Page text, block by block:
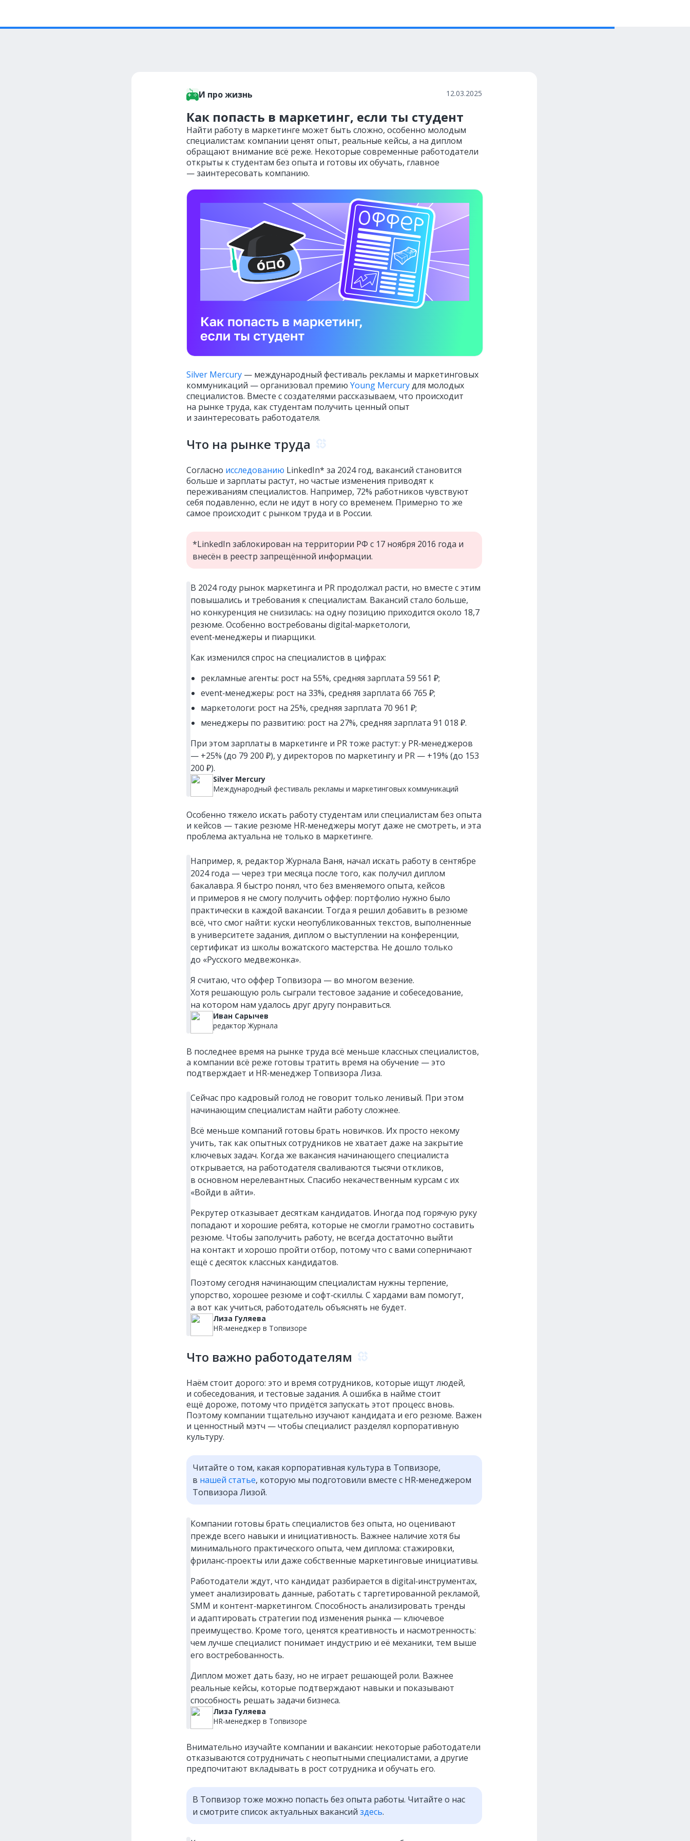
И про жизнь 12.03.2025
Как попасть в маркетинг, если ты студент
Найти работу в маркетинге может быть сложно, особенно молодым
специалистам: компании ценят опыт, реальные кейсы, а на диплом
обращают внимание всё реже. Некоторые современные работодатели
открыты к студентам без опыта и готовы их обучать, главное
— заинтересовать компанию.
Silver Mercury — международный фестиваль рекламы и маркетинговых
коммуникаций — организовал премию Young Mercuryдля молодых
специалистов. Вместе с создателями рассказываем, что происходит
на рынке труда, как студентам получить ценный опыт
и заинтересовать работодателя.
Что на рынке труда
Согласно исследованию LinkedIn* за 2024 год, вакансий становится
больше и зарплаты растут, но частые изменения приводят к
переживаниям специалистов. Например, 72% работников чувствуют
себя подавленно, если не идут в ногу со временем. Примерно то же
самое происходит с рынком труда и в России.
*LinkedIn заблокирован на территории РФ с 17 ноября 2016 года и
внесён в реестр запрещённой информации.
В 2024 году рынок маркетинга и PR продолжал расти, но вместе с этим
повышались и требования к специалистам. Вакансий стало больше,
но конкуренция не снизилась: на одну позицию приходится около 18,7
резюме. Особенно востребованы digital‑маркетологи,
event‑менеджеры и пиарщики.
Как изменился спрос на специалистов в цифрах:
рекламные агенты: рост на 55%, средняя зарплата 59 561 ₽;
event‑менеджеры: рост на 33%, средняя зарплата 66 765 ₽;
маркетологи: рост на 25%, средняя зарплата 70 961 ₽;
менеджеры по развитию: рост на 27%, средняя зарплата 91 018 ₽.
При этом зарплаты в маркетинге и PR тоже растут: у PR‑менеджеров
— +25% (до 79 200 ₽), у директоров по маркетингу и PR — +19% (до 153
200 ₽).
Silver Mercury
Международный фестиваль рекламы и маркетинговых коммуникаций
Особенно тяжело искать работу студентам или специалистам без опыта
и кейсов — такие резюме HR‑менеджеры могут даже не смотреть, и эта
проблема актуальна не только в маркетинге.
Например, я, редактор Журнала Ваня, начал искать работу в сентябре
2024 года — через три месяца после того, как получил диплом
бакалавра. Я быстро понял, что без вменяемого опыта, кейсов
и примеров я не смогу получить оффер: портфолио нужно было
практически в каждой вакансии. Тогда я решил добавить в резюме
всё, что смог найти: куски неопубликованных текстов, выполненные
в университете задания, диплом о выступлении на конференции,
сертификат из школы вожатского мастерства. Не дошло только
до «Русского медвежонка».
Я считаю, что оффер Топвизора — во многом везение.
Хотя решающую роль сыграли тестовое задание и собеседование,
на котором нам удалось друг другу понравиться.
Иван Сарычев
редактор Журнала
В последнее время на рынке труда всё меньше классных специалистов,
а компании всё реже готовы тратить время на обучение — это
подтверждает и HR‑менеджер Топвизора Лиза.
Сейчас про кадровый голод не говорит только ленивый. При этом
начинающим специалистам найти работу сложнее.
Всё меньше компаний готовы брать новичков. Их просто некому
учить, так как опытных сотрудников не хватает даже на закрытие
ключевых задач. Когда же вакансия начинающего специалиста
открывается, на работодателя сваливаются тысячи откликов,
в основном нерелевантных. Спасибо некачественным курсам с их
«Войди в айти».
Рекрутер отказывает десяткам кандидатов. Иногда под горячую руку
попадают и хорошие ребята, которые не смогли грамотно составить
резюме. Чтобы заполучить работу, не всегда достаточно выйти
на контакт и хорошо пройти отбор, потому что с вами соперничают
ещё с десяток классных кандидатов.
Поэтому сегодня начинающим специалистам нужны терпение,
упорство, хорошее резюме и софт‑скиллы. С хардами вам помогут,
а вот как учиться, работодатель объяснять не будет.
Лиза Гуляева
HR‑менеджер в Топвизоре
Что важно работодателям
Наём стоит дорого: это и время сотрудников, которые ищут людей,
и собеседования, и тестовые задания. А ошибка в найме стоит
ещё дороже, потому что придётся запускать этот процесс вновь.
Поэтому компании тщательно изучают кандидата и его резюме. Важен
и ценностный мэтч — чтобы специалист разделял корпоративную
культуру.
Читайте о том, какая корпоративная культура в Топвизоре,
в нашей статье, которую мы подготовили вместе с HR‑менеджером
Топвизора Лизой.
Компании готовы брать специалистов без опыта, но оценивают
прежде всего навыки и инициативность. Важнее наличие хотя бы
минимального практического опыта, чем диплома: стажировки,
фриланс‑проекты или даже собственные маркетинговые инициативы.
Работодатели ждут, что кандидат разбирается в digital‑инструментах,
умеет анализировать данные, работать с таргетированной рекламой,
SMM и контент‑маркетингом. Способность анализировать тренды
и адаптировать стратегии под изменения рынка — ключевое
преимущество. Кроме того, ценятся креативность и насмотренность:
чем лучше специалист понимает индустрию и её механики, тем выше
его востребованность.
Диплом может дать базу, но не играет решающей роли. Важнее
реальные кейсы, которые подтверждают навыки и показывают
способность решать задачи бизнеса.
Лиза Гуляева
HR‑менеджер в Топвизоре
Внимательно изучайте компании и вакансии: некоторые работодатели
отказываются сотрудничать с неопытными специалистами, а другие
предпочитают вкладывать в рост сотрудника и обучать его.
В Топвизор тоже можно попасть без опыта работы. Читайте о нас
и смотрите список актуальных вакансий здесь.